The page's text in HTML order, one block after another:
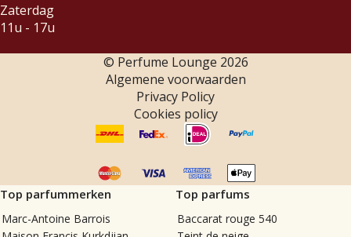
Zaterdag
11u - 17u
© Perfume Lounge 2026
Algemene voorwaarden
Privacy Policy
Cookies policy
Top parfummerken
Marc-Antoine Barrois
Top parfums
Baccarat rouge 540